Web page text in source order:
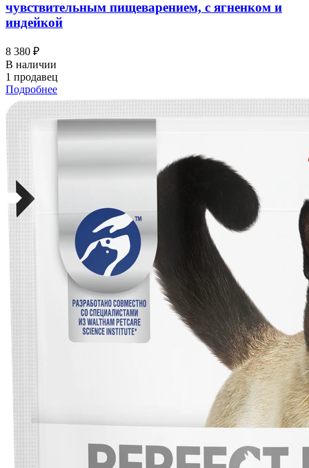
чувствительным пищеварением, с ягненком и
индейкой
8 380 ₽
В наличии
1 продавец
Подробнее